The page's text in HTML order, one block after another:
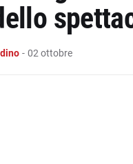
- 02 ottobre